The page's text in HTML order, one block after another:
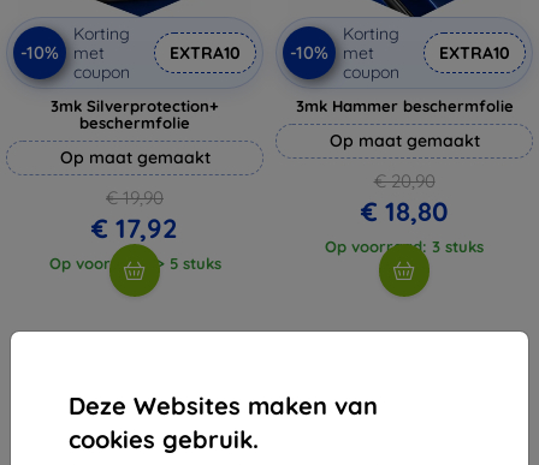
Deze Websites maken van
cookies gebruik.
-10%
Korting
met
coupon
EXTRA10
3mk Silverprotection+
beschermfolie
Op maat gemaakt
€ 19,90
€ 17,92
Op voorraad: > 5 stuks
-10%
Korting
met
coupon
EXTRA10
3mk Hammer beschermfolie
Op maat gemaakt
€ 20,90
€ 18,80
Op voorraad: 3 stuks